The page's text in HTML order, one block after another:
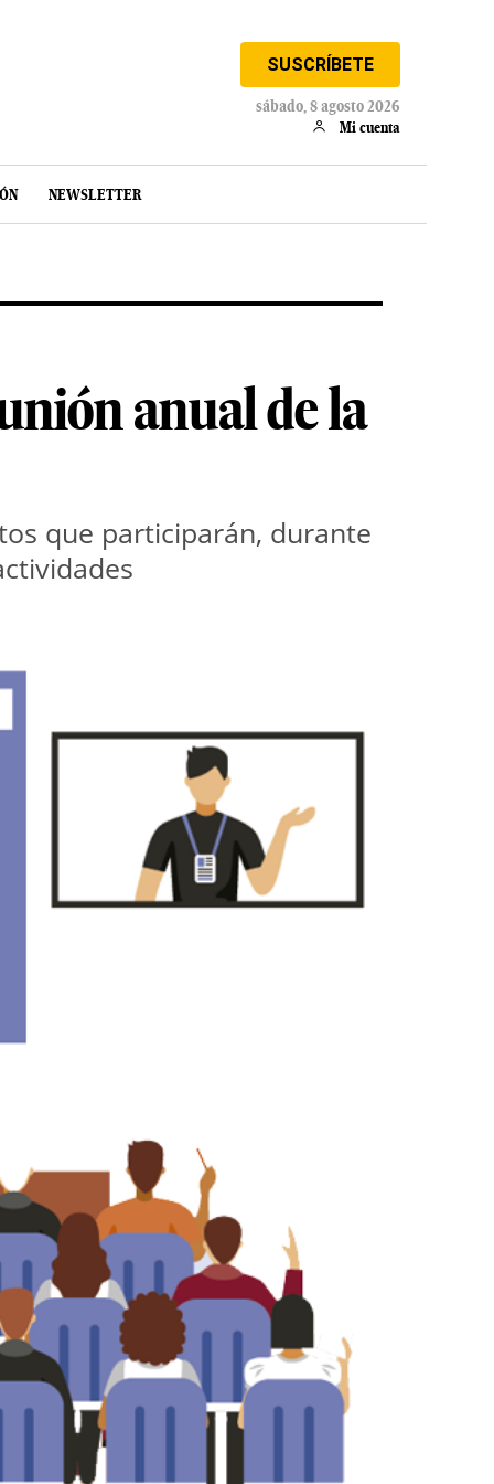
SUSCRÍBETE
sábado, 8 agosto 2026
Mi cuenta
NEWSLETTER
anual de la
que participarán, durante